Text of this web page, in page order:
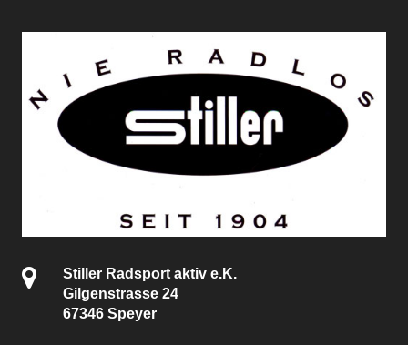
Stiller Radsport aktiv e.K.
Gilgenstrasse 24
67346 Speyer